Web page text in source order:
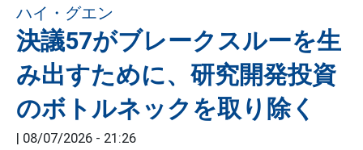
決議57がブレークスルーを生
み出すために、研究開発投資
のボトルネックを取り除く
| 08/07/2026 - 21:26